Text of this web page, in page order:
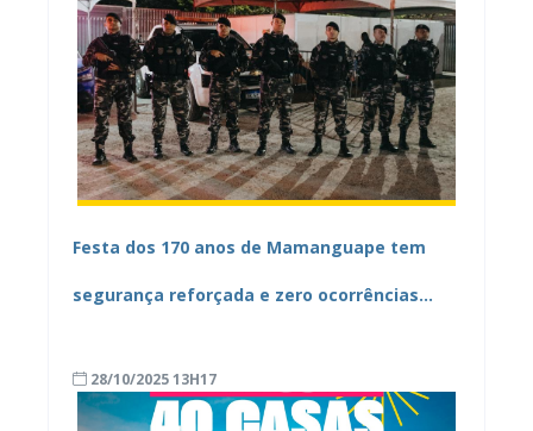
Festa dos 170 anos de Mamanguape tem
segurança reforçada e zero ocorrências
28/10/2025 13H17